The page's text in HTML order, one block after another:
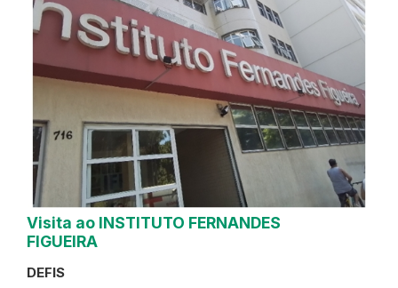
Visita ao INSTITUTO FERNANDES
FIGUEIRA
DEFIS